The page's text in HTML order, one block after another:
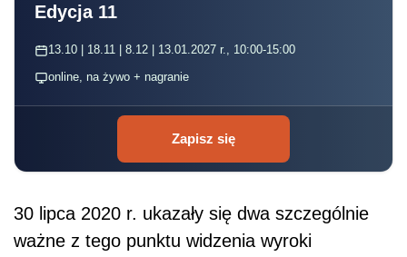
Edycja 11
13.10 | 18.11 | 8.12 | 13.01.2027 r., 10:00-15:00
online, na żywo + nagranie
Zapisz się
30 lipca 2020 r. ukazały się dwa szczególnie
ważne z tego punktu widzenia wyroki